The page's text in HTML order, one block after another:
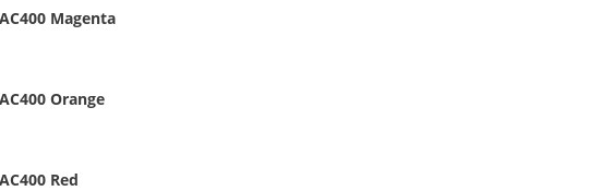
Magenta
Orange
Red